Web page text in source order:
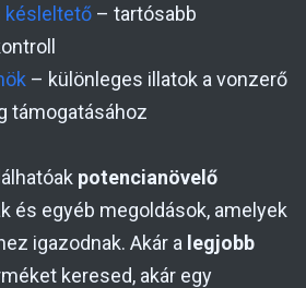
késleltető– tartósabb
– különleges illatok a vonzerő
támogatásához
potencianövelő
és egyéb megoldások, amelyek
igazodnak. Akár a legjobb
keresed, akár egy